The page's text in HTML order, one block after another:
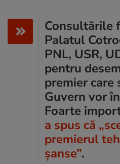
Consultările
Palatul
PNL, USR,
pentru
premier care
Guvern vor
Foarte
a spus că
premierul
șanse”.